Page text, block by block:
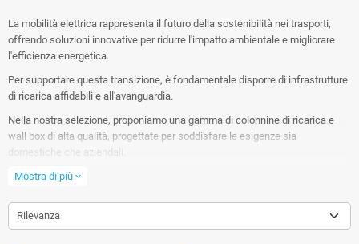
La mobilità elettrica rappresenta il futuro della sostenibilità nei trasporti,
offrendo soluzioni innovative per ridurre l'impatto ambientale e migliorare
l'efficienza energetica.
Per supportare questa transizione, è fondamentale disporre di infrastrutture
di ricarica affidabili e all'avanguardia.
Nella nostra selezione, proponiamo una gamma di colonnine di ricarica e
wall box di alta qualità, progettate per soddisfare le esigenze sia
Scegliendo le nostre soluzioni per la mobilità elettrica, contribuirai
affidabili e tecnologicamente avanzati.
Mostra di più expand_more
Rilevanza